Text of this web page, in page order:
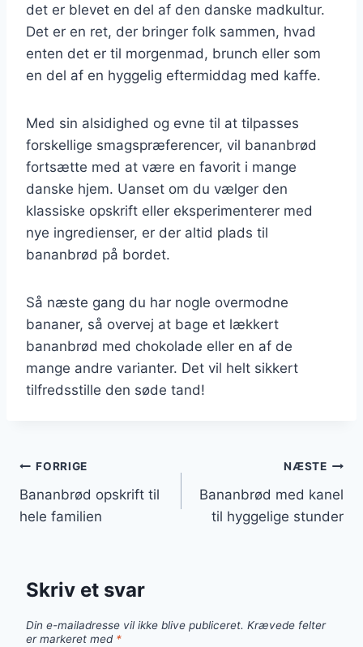
det er blevet en del af den danske madkultur.
Det er en ret, der bringer folk sammen, hvad
enten det er til morgenmad, brunch eller som
en del af en hyggelig eftermiddag med kaffe.
Med sin alsidighed og evne til at tilpasses
forskellige smagspræferencer, vil bananbrød
fortsætte med at være en favorit i mange
danske hjem. Uanset om du vælger den
klassiske opskrift eller eksperimenterer med
nye ingredienser, er der altid plads til
bananbrød på bordet.
Så næste gang du har nogle overmodne
bananer, så overvej at bage et lækkert
bananbrød med chokolade eller en af de
mange andre varianter. Det vil helt sikkert
tilfredsstille den søde tand!
Indlægsnavigation
FORRIGE
Bananbrød opskrift til
hele familien
NÆSTE
Bananbrød med kanel
til hyggelige stunder
Skriv et svar
Din e-mailadresse vil ikke blive publiceret. Krævede felter
er markeret med *